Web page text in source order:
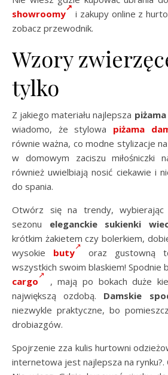
showroomy
i zakupy online z
zobacz przewodnik.
Wzory
tylko
Z jakiego materiału najlepsza
wiadomo, że stylowa piżama
równie ważna, co modne stylizacje
w domowym zaciszu miłośniczki
również uwielbiają nosić ciekawie i
do spania.
Otwórz się na trendy, wybierając
sezonu eleganckie sukienki
krótkim żakietem czy bolerkiem,
wysokie buty
oraz gustowną
wszystkich swoim blaskiem! Spodnie
cargo
, mają po bokach duże
największą ozdobą. Damskie
niezwykle praktyczne, bo
drobiazgów.
Spojrzenie zza kulis hurtowni
internetowa jest najlepsza na rynku?.